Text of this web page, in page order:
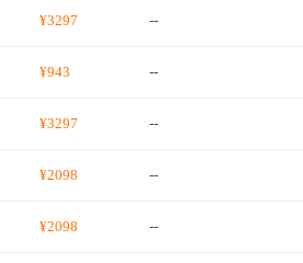
¥3297 --
¥943 --
¥3297 --
¥2098 --
¥2098 --